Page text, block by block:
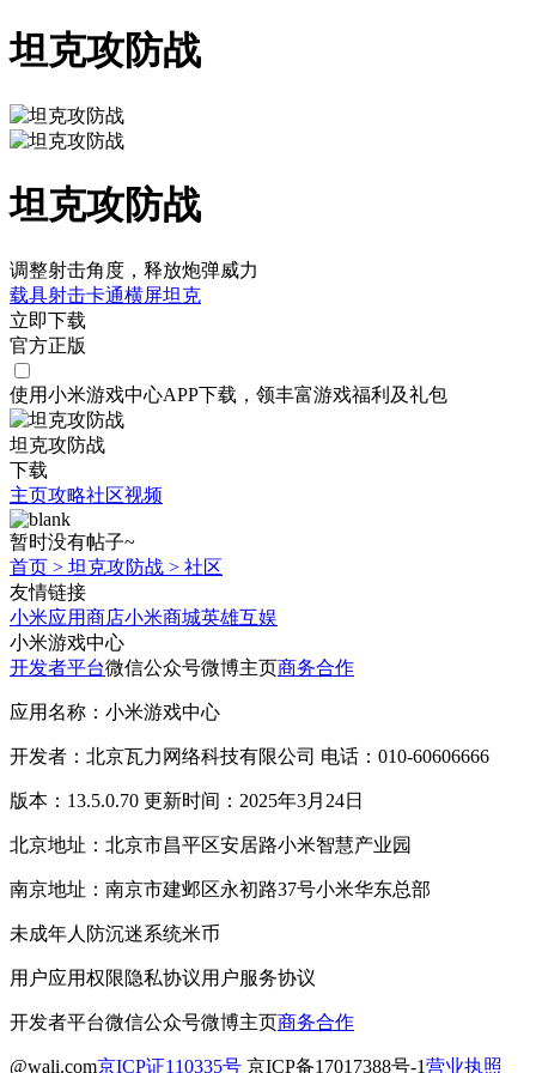
坦克攻防战
坦克攻防战
调整射击角度，释放炮弹威力
载具射击卡通横屏坦克
立即下载
官方正版
使用小米游戏中心APP下载 ，领丰富游戏福利 及礼包
坦克攻防战
下载
主页攻略社区视频
暂时没有帖子~
首页 > 坦克攻防战 > 社区
友情链接
小米应用商店小米商城英雄互娱
小米游戏中心
开发者平台微信公众号微博主页商务合作
应用名称：小米游戏中心
开发者：北京瓦力网络科技有限公司 电话：010-60606666
版本：13.5.0.70 更新时间：2025年3月24日
北京地址：北京市昌平区安居路小米智慧产业园
南京地址：南京市建邺区永初路37号小米华东总部
未成年人防沉迷系统米币
用户应用权限隐私协议用户服务协议
开发者平台微信公众号微博主页商务合作
@wali.com京ICP证110335号 京ICP备17017388号-1营业执照